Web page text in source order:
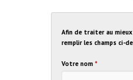
Afin de traiter au
remplir les champs ci-
Votre nom*